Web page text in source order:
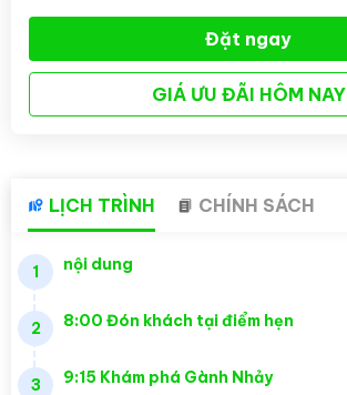
Đặt ngay
GIÁ ƯU ĐÃI HÔM NAY
LỊCH TRÌNH CHÍNH SÁCH
1 nội dung
2 8:00 Đón khách tại điểm hẹn
3 9:15 Khám phá Gành Nhảy